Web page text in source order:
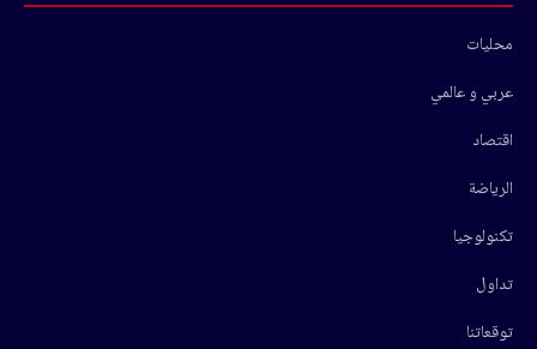
محليات
عربي و عالمي
اقتصاد
الرياضة
تكنولوجيا
تداول
توقعاتنا